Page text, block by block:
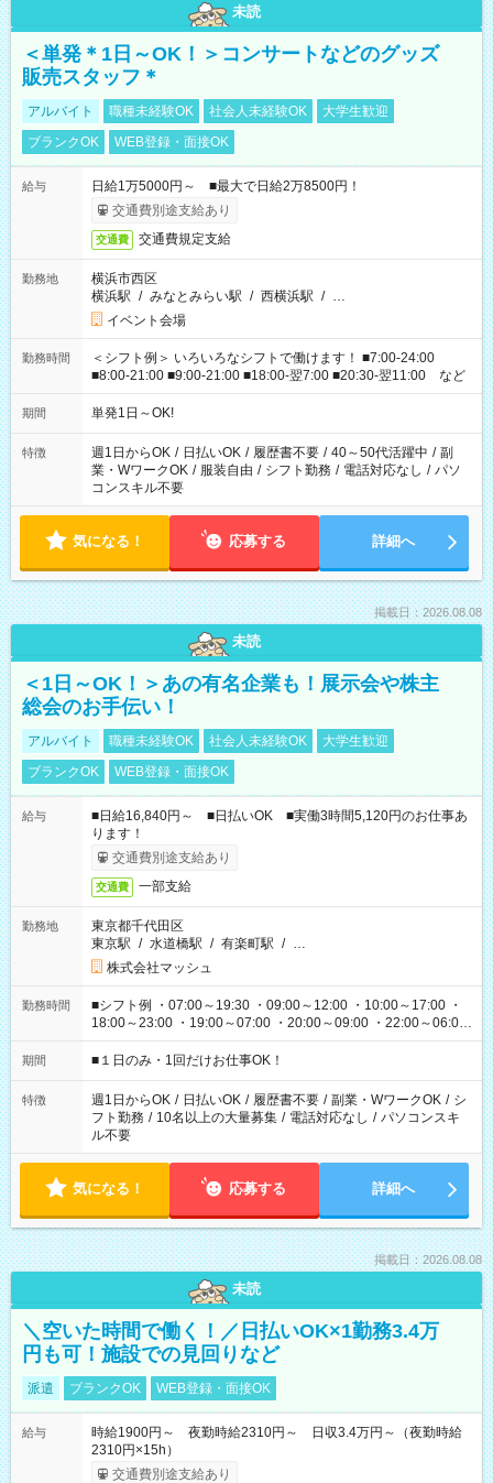
未読
＜単発＊1日～OK！＞コンサートなどのグッズ
販売スタッフ＊
アルバイト 職種未経験OK 社会人未経験OK
大学生歓迎
ブランクOK
WEB登録・面接OK
給与
日給1万5000円～ ■最大で日給2万8500円！
交通費別途支給あり
交通費 交通費規定支給
勤務地
横浜市西区
横浜駅 / みなとみらい駅 / 西横浜駅 / …
イベント会場
勤務時間
＜シフト例＞ いろいろなシフトで働けます！ ■7:00-24:00
■8:00-21:00 ■9:00-21:00 ■18:00-翌7:00 ■20:30-翌11:00 など
期間 単発1日～OK!
特徴 週1日からOK / 日払いOK / 履歴書不要 / 40～50代活躍中 / 副
業・WワークOK / 服装自由 / シフト勤務 / 電話対応なし / パソ
コンスキル不要
気になる！ 応募する 詳細へ
掲載日：2026.08.08
未読
＜1日～OK！＞あの有名企業も！展示会や株主
総会のお手伝い！
アルバイト 職種未経験OK 社会人未経験OK
大学生歓迎
ブランクOK
WEB登録・面接OK
給与
■日給16,840円～ ■日払いOK ■実働3時間5,120円のお仕事あ
ります！
交通費別途支給あり
交通費 一部支給
勤務地
東京都千代田区
東京駅 / 水道橋駅 / 有楽町駅 / …
株式会社マッシュ
勤務時間
■シフト例 ・07:00～19:30 ・09:00～12:00 ・10:00～17:00 ・
18:00～23:00 ・19:00～07:00 ・20:00～09:00 ・22:00～06:00
etc ★最短で3時間で5,120円のお仕事から 15時間で2万円近く稼
げるお仕事も！ ご希望のお時間に合わせてご紹介！ ※シフトは
ください！
期間 ■１日のみ・1回だけお仕事OK！
特徴 週1日からOK / 日払いOK / 履歴書不要 / 副業・WワークOK / シ
フト勤務 / 10名以上の大量募集 / 電話対応なし / パソコンスキ
ル不要
気になる！ 応募する 詳細へ
掲載日：2026.08.08
未読
＼空いた時間で働く！／日払いOK×1勤務3.4万
円も可！施設での見回りなど
派遣 ブランクOK WEB登録・面接OK
給与
時給1900円～ 夜勤時給2310円～ 日収3.4万円～（夜勤時給
2310円×15h）
交通費別途支給あり